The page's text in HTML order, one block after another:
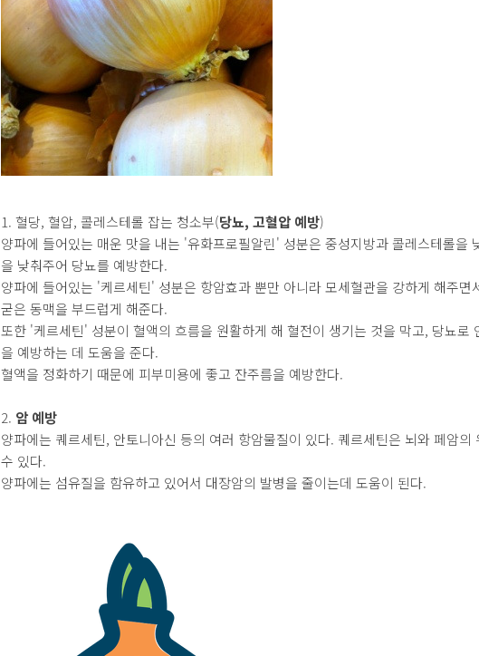
1. 혈당, 혈압, 콜레스테롤 잡는 청소부(당뇨, 고혈압 예방)
양파에 들어있는 매운 맛을 내는 '유화프로필알린' 성분은 중성지방과 콜레스테롤을
을 낮춰주어 당뇨를 예방한다.
양파에 들어있는 '케르세틴' 성분은 항암효과 뿐만 아니라 모세혈관을 강하게 해주면
굳은 동맥을 부드럽게 해준다.
또한 '케르세틴' 성분이 혈액의 흐름을 원활하게 해 혈전이 생기는 것을 막고, 당뇨로
을 예방하는 데 도움을 준다.
혈액을 정화하기 때문에 피부미용에 좋고 잔주름을 예방한다.
2. 암 예방
양파에는 퀘르세틴, 안토니아신 등의 여러 항암물질이 있다. 퀘르세틴은 뇌와 페암의
수 있다.
양파에는 섬유질을 함유하고 있어서 대장암의 발병을 줄이는데 도움이 된다.